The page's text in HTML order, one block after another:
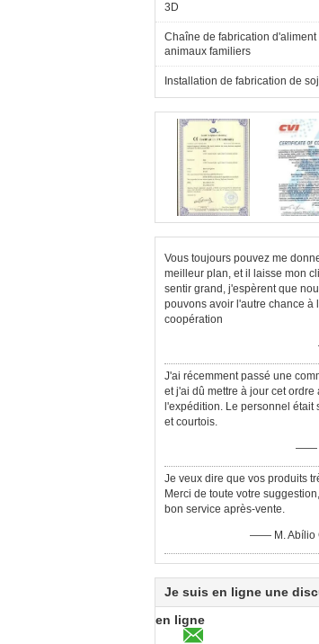
3D
Chaîne de fabrication d'aliment
animaux familiers
Installation de fabrication de
Vous toujours pouvez me
meilleur plan, et il laisse mon
sentir grand, j'espèrent que
pouvons avoir l'autre chance à
coopération
J'ai récemment passé une
et j'ai dû mettre à jour cet ordre
l'expédition. Le personnel était
et courtois.
——
Je veux dire que vos produits
Merci de toute votre
bon service après-vente.
—— M. Abílio
Je suis en ligne une
en ligne